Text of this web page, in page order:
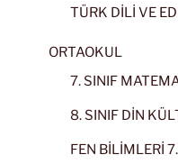
TÜRK DİLİ VE
ORTAOKUL
7. SINIF
8. SINIF DİN
FEN BİLİMLERİ